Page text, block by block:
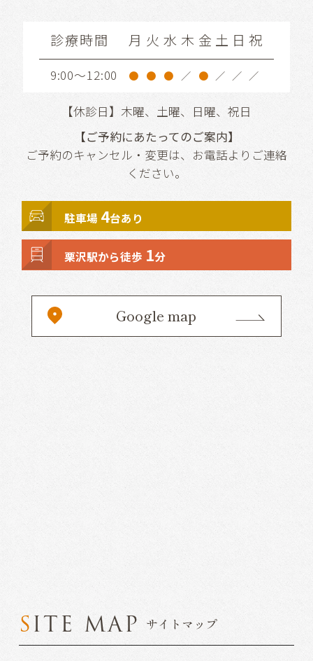
診療時間 月 火 水 木 金 土 日 祝
9:00～12:00 ● ● ● ／ ● ／ ／ ／
【休診日】木曜、土曜、日曜、祝日
【ご予約にあたってのご案内】
ご予約のキャンセル・変更は、お電話よりご連絡
ください。
駐車場 4台あり
栗沢駅から徒歩 1分
Google map
SITE MAP サイトマップ